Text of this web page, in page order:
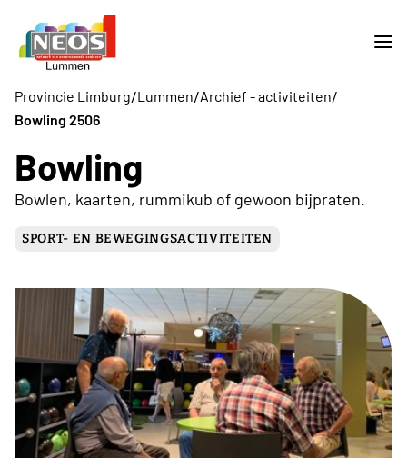
Provincie Limburg/Lummen/Archief - activiteiten/
Bowling 2506
Bowling
Bowlen, kaarten, rummikub of gewoon bijpraten.
SPORT- EN BEWEGINGSACTIVITEITEN